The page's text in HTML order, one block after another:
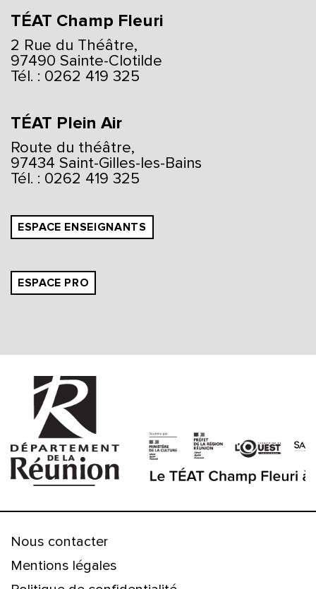
TÉAT Champ Fleuri
2 Rue du Théâtre,
97490 Sainte-Clotilde
Tél. : 0262 419 325
TÉAT Plein Air
Route du théâtre,
97434 Saint-Gilles-les-Bains
Tél. : 0262 419 325
ESPACE ENSEIGNANTS
ESPACE PRO
Nous contacter
Mentions légales